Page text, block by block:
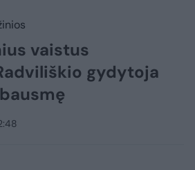
vaistus
gydytoja